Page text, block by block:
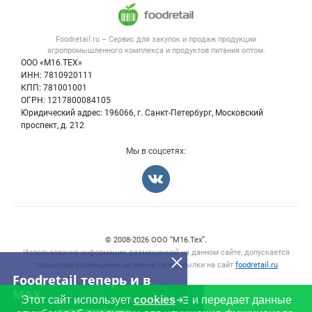
Foodretail теперь и в
MAX
Foodretail.ru – Сервис для закупок и продаж продукции
агропромышленного комплекса и продуктов питания оптом.
ООО «М16.ТЕХ»
ИНН: 7810920111
КПП: 781001001
ОГРН: 1217800084105
Юридический адрес: 196066, г. Санкт-Петербург, Московский
проспект, д. 212
Публичная оферта
Контактная информация
Политика обработки персональных данных
Новости рынка
Вакансии
Напитки, соки, вода
Оборудование для пищепрома
Информация о компаниях
Мы в соцсетях:
© 2008‑2026 ООО “М16.Тех”.
Использование информации, размещенной на данном сайте, допускается
только при размещении активной гиперссылки на сайт foodretail.ru
Этот сайт использует cookies
и передает данные